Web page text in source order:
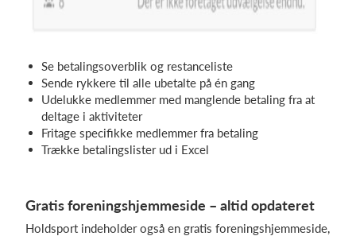
Se betalingsoverblik og restanceliste
Sende rykkere til alle ubetalte på én gang
Udelukke medlemmer med manglende betaling fra at
deltage i aktiviteter
Fritage specifikke medlemmer fra betaling
Trække betalingslister ud i Excel
Gratis foreningshjemmeside – altid opdateret
Holdsport indeholder også en gratis foreningshjemmeside,